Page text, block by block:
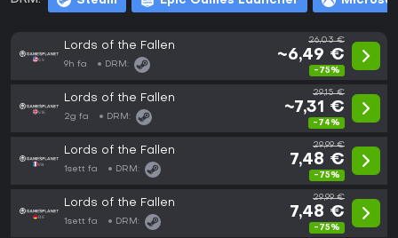
Lords of the Fallen
9h fa DRM:
26,03 €
~6,49 €
-75%
Lords of the Fallen
2g fa DRM:
29,15 €
~7,31 €
-74%
Lords of the Fallen
1sett fa DRM:
29,99 €
7,48 €
-75%
Lords of the Fallen
1sett fa DRM:
29,99 €
7,48 €
-75%